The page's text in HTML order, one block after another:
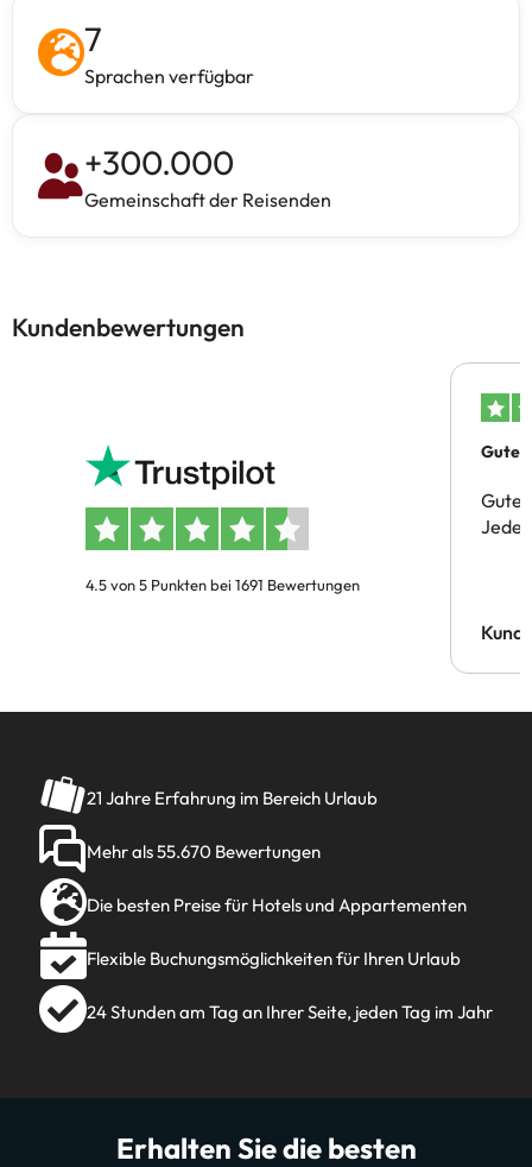
7
Sprachen verfügbar
+300.000
Gemeinschaft der Reisenden
Kundenbewertungen
4.5 von 5 Punkten bei 1691 Bewertungen
Gutes
Gute
21 Jahre Erfahrung im Bereich Urlaub
Mehr als 55.670 Bewertungen
Die besten Preise für Hotels und Appartementen
Flexible Buchungsmöglichkeiten für Ihren Urlaub
24 Stunden am Tag an Ihrer Seite, jeden Tag im Jahr
Erhalten Sie die besten